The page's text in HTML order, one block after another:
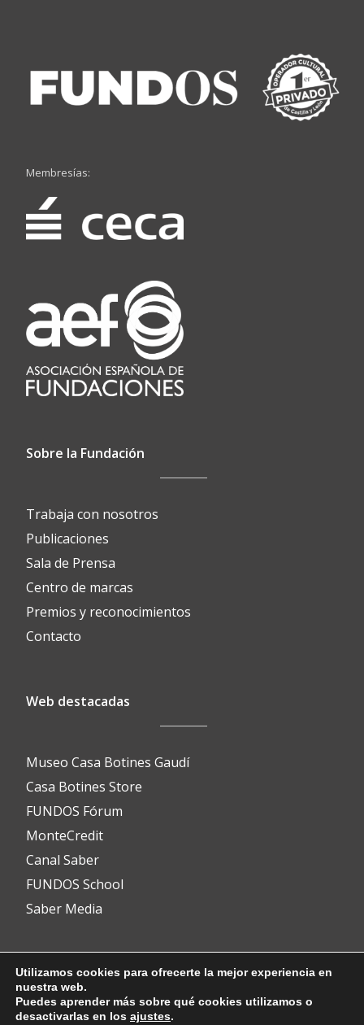
Membresías:
Sobre la Fundación
Trabaja con nosotros
Publicaciones
Sala de Prensa
Centro de marcas
Premios y reconocimientos
Contacto
Web destacadas
Museo Casa Botines Gaudí
Casa Botines Store
FUNDOS Fórum
MonteCredit
Canal Saber
FUNDOS School
Saber Media
Contacto
Utilizamos cookies para ofrecerte la mejor experiencia en
nuestra web.
Puedes aprender más sobre qué cookies utilizamos o
desactivarlas en los ajustes.